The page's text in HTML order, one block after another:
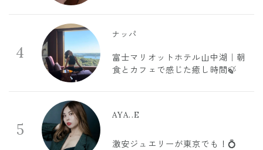
4
ナッパ
富士マリオットホテル山中湖｜朝
食とカフェで感じた癒し時間🍃
5
AYA..E
激安ジュエリーが東京でも！💍